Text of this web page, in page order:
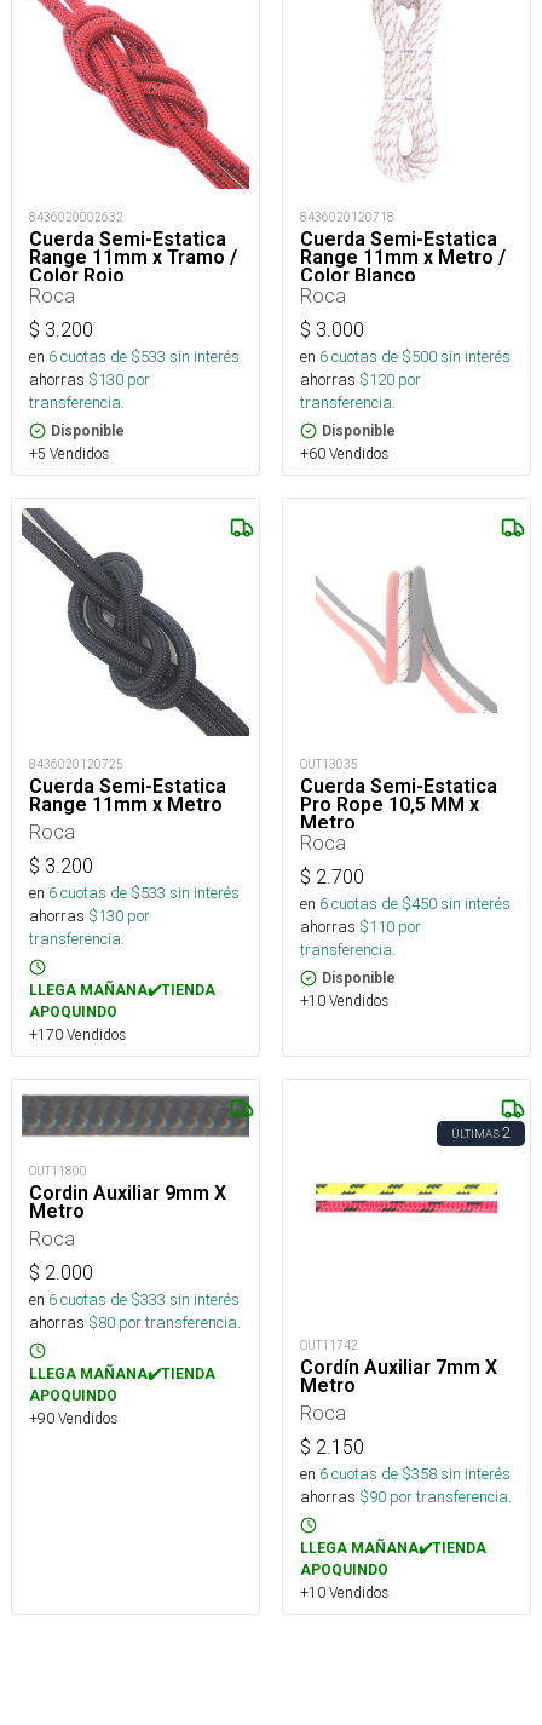
8436020002632
Cuerda Semi-Estatica
Range 11mm x Tramo /
Color Rojo
Roca
$ 3.200
en 6cuotas de $533 sin interés
ahorras $130 por
transferencia.
Disponible
+5 Vendidos
8436020120718
Cuerda Semi-Estatica
Range 11mm x Metro /
Color Blanco
Roca
$ 3.000
en 6cuotas de $500sin interés
ahorras $120 por
transferencia.
Disponible
+60 Vendidos
8436020120725
Cuerda Semi-Estatica
Range 11mm x Metro
Roca
$ 3.200
en 6cuotas de $533 sin interés
ahorras $130 por
transferencia.
LLEGA MAÑANA✔️TIENDA
APOQUINDO
+170 Vendidos
OUT13035
Cuerda Semi-Estatica
Pro Rope 10,5 MM x
Metro
Roca
$ 2.700
en 6cuotas de $450sin interés
ahorras $110 por
transferencia.
Disponible
+10 Vendidos
OUT11800
Cordin Auxiliar 9mm X
Metro
Roca
$ 2.000
en 6cuotas de $333 sin interés
ahorras $80 por transferencia.
LLEGA MAÑANA✔️TIENDA
APOQUINDO
+90 Vendidos
ÚLTIMAS2
OUT11742
Cordín Auxiliar 7mm X
Metro
Roca
$ 2.150
en 6cuotas de $358sin interés
ahorras $90 por transferencia.
LLEGA MAÑANA✔️TIENDA
APOQUINDO
+10 Vendidos